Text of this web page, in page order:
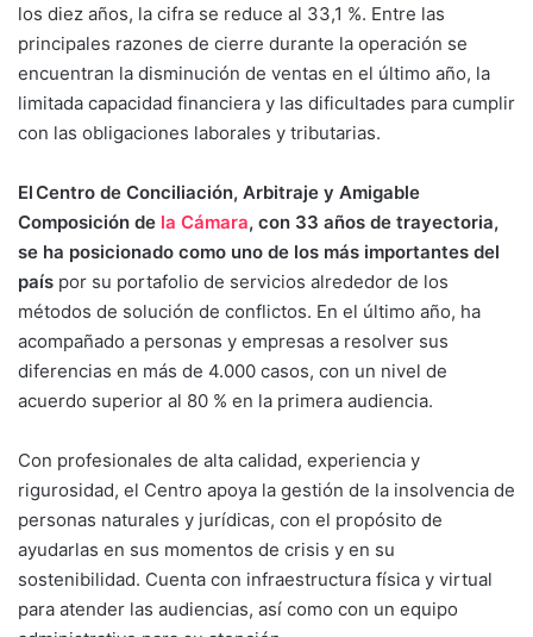
los diez años, la cifra se reduce al 33,1 %. Entre las
principales razones de cierre durante la operación se
encuentran la disminución de ventas en el último año, la
limitada capacidad financiera y las dificultades para cumplir
con las obligaciones laborales y tributarias.
El Centro de Conciliación, Arbitraje y Amigable
Composición de la Cámara, con 33 años de trayectoria,
se ha posicionado como uno de los más importantes del
país por su portafolio de servicios alrededor de los
métodos de solución de conflictos. En el último año, ha
acompañado a personas y empresas a resolver sus
diferencias en más de 4.000 casos, con un nivel de
acuerdo superior al 80 % en la primera audiencia.
Con profesionales de alta calidad, experiencia y
rigurosidad, el Centro apoya la gestión de la insolvencia de
personas naturales y jurídicas, con el propósito de
ayudarlas en sus momentos de crisis y en su
sostenibilidad. Cuenta con infraestructura física y virtual
para atender las audiencias, así como con un equipo